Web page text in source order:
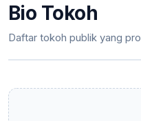
Bio Tokoh
Daftar tokoh publik yang